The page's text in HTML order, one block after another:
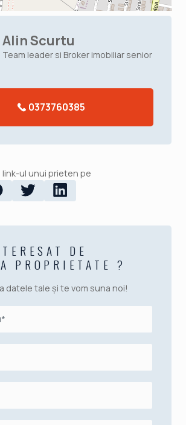
Alin Scurtu
Team leader si Broker imobiliar senior
0373760385
link-ul unui prieten pe
DE
PROPRIETATE ?
datele tale și te vom suna noi!